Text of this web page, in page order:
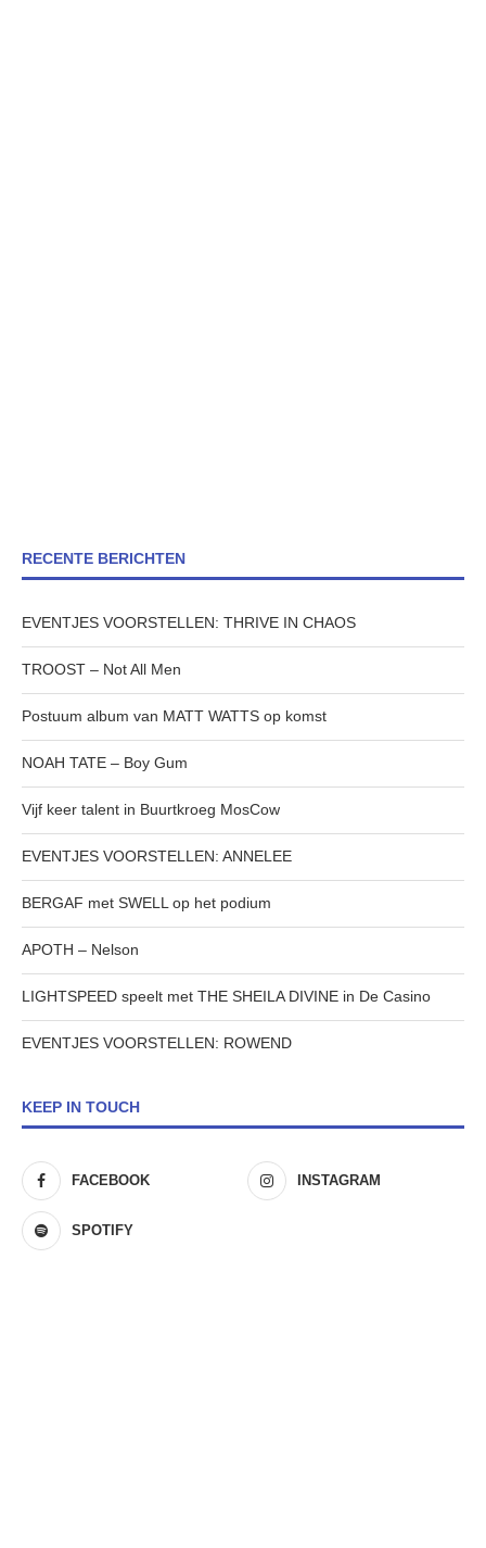
RECENTE BERICHTEN
EVENTJES VOORSTELLEN: THRIVE IN CHAOS
TROOST – Not All Men
Postuum album van MATT WATTS op komst
NOAH TATE – Boy Gum
Vijf keer talent in Buurtkroeg MosCow
EVENTJES VOORSTELLEN: ANNELEE
BERGAF met SWELL op het podium
APOTH – Nelson
LIGHTSPEED speelt met THE SHEILA DIVINE in De Casino
EVENTJES VOORSTELLEN: ROWEND
KEEP IN TOUCH
FACEBOOK INSTAGRAM
SPOTIFY